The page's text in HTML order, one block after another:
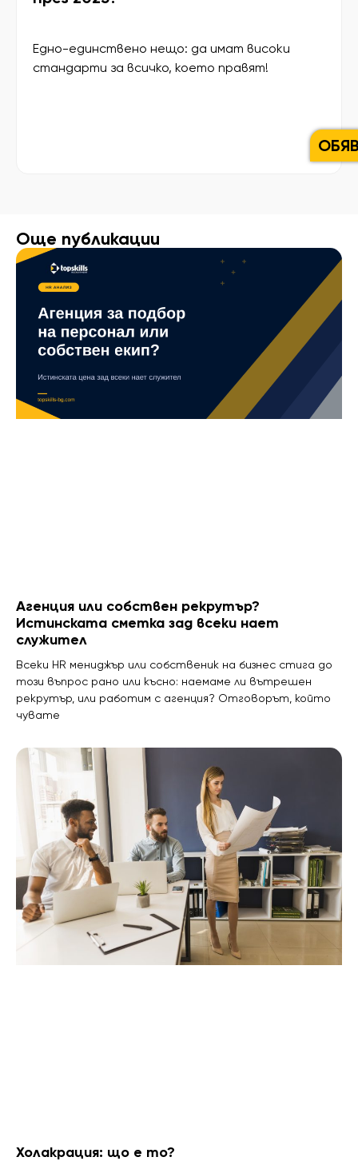
Едно-единствено нещо: да имат високи
стандарти за всичко, което правят!
Още публикации
Агенция или собствен рекрутър?
Истинската сметка зад всеки нает
служител
Всеки HR мениджър или собственик на бизнес стига до
този въпрос рано или късно: наемаме ли вътрешен
рекрутър, или работим с агенция? Отговорът, който
чувате
Холакрация: що е то?